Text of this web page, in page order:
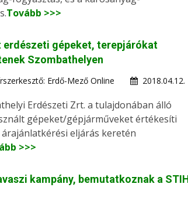
Tovább >>>
erdészeti gépeket, terepjárókat
Szombathelyen
Erdő-Mező Online 2018.04.12.
Erdészeti Zrt. a tulajdonában álló
gépeket/gépjárműveket értékesíti
eljárás keretén
>>>
kampány, bemutatkoznak a